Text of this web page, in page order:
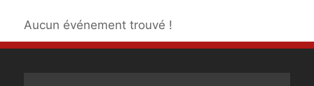
Aucun événement trouvé !